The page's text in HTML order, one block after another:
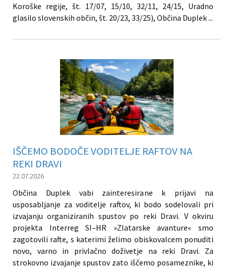
Koroške regije, št. 17/07, 15/10, 32/11, 24/15, Uradno
glasilo slovenskih občin, št. 20/23, 33/25), Občina Duplek ...
IŠČEMO BODOČE VODITELJE RAFTOV NA
REKI DRAVI
22.07.2026
Občina Duplek vabi zainteresirane k prijavi na
usposabljanje za voditelje raftov, ki bodo sodelovali pri
izvajanju organiziranih spustov po reki Dravi. V okviru
projekta Interreg SI–HR »Zlatarske avanture« smo
zagotovili rafte, s katerimi želimo obiskovalcem ponuditi
novo, varno in privlačno doživetje na reki Dravi. Za
strokovno izvajanje spustov zato iščemo posameznike, ki